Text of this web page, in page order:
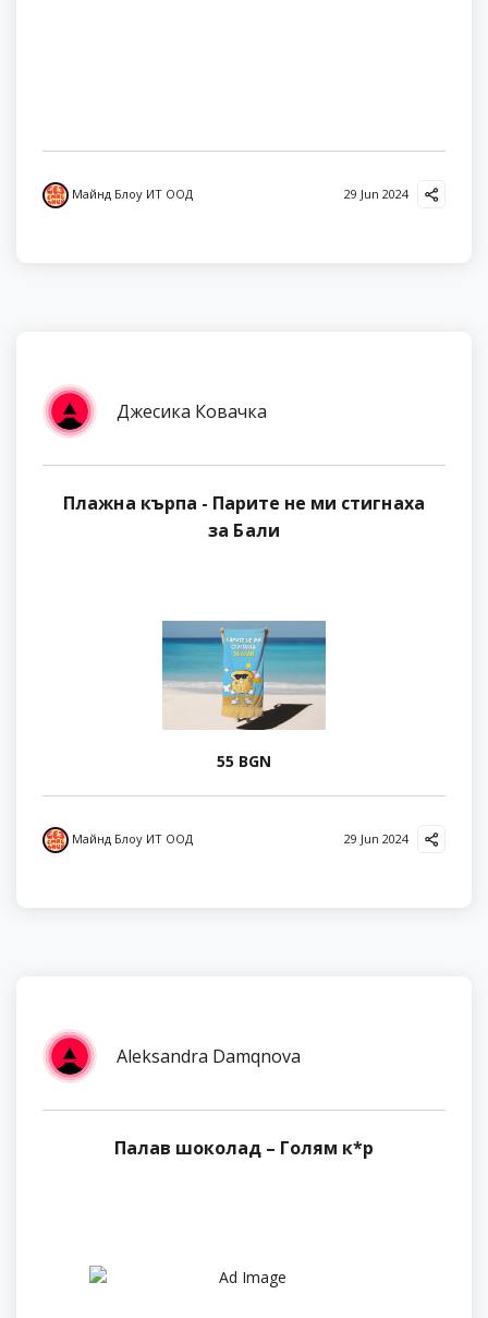
Майнд Блоу ИТ ООД 29 Jun 2024
Джесика Ковачка
Плажна кърпа - Парите не ми стигнаха
за Бали
55 BGN
Майнд Блоу ИТ ООД 29 Jun 2024
Aleksandra Damqnova
Палав шоколад – Голям к*р